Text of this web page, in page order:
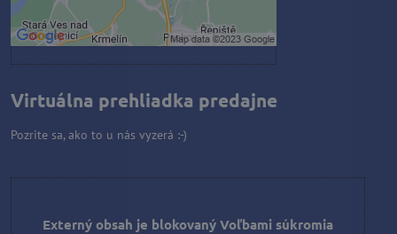
Otvoriť obsah v novom okne
Virtuálna prehliadka predajne
Pozrite sa, ako to u nás vyzerá :-)
Externý obsah je blokovaný Voľbami súkromia